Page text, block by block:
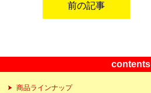
前の記事
contents
商品ラインナップ